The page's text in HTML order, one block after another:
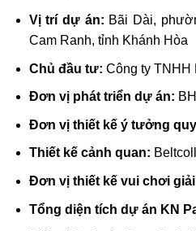
Vị trí dự án: Bãi Dài,
Cam Ranh, tỉnh Khánh Hòa
Chủ đầu tư: Công ty TNHH
Đơn vị phát triển dự án:
Đơn vị thiết kế ý tưởng
Thiết kế cảnh quan:
Đơn vị thiết kế vui chơi
Tổng diện tích dự án KN